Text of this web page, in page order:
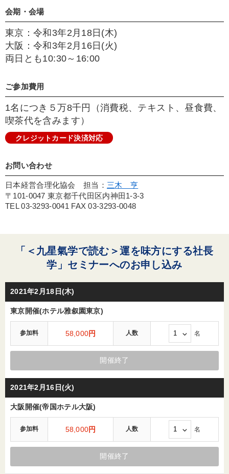
会期・会場
東京：令和3年2月18日(木)
大阪：令和3年2月16日(火)
両日とも10:30～16:00
ご参加費用
1名につき５万8千円（消費税、テキスト、昼食費、
喫茶代を含みます）
クレジットカード決済対応
お問い合わせ
日本経営合理化協会 担当： 三木 亨
〒101-0047 東京都千代田区内神田1-3-3
TEL 03-3293-0041 FAX 03-3293-0048
「＜九星氣学で読む＞運を味方にする社長
学」セミナーへのお申し込み
2021年2月18日(木)
東京開催(ホテル雅叙園東京)
参加料 58,000円 人数 名
開催終了
2021年2月16日(火)
大阪開催(帝国ホテル大阪)
参加料 58,000円 人数 名
開催終了